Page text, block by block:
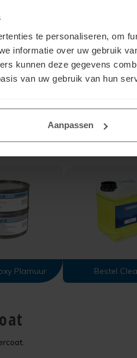
te personaliseren, om
informatie over uw gebruik
kunnen deze gegevens
van uw gebruik van hun
Aanpassen
Plamuur Bestel